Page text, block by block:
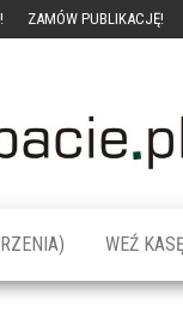
ZAMÓW PUBLIKACJĘ!
WEŹ